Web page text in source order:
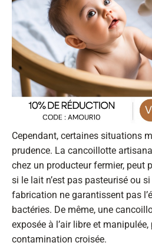
Cependant, certaines situations
prudence. La cancoillotte
chez un producteur fermier, peut
si le lait n’est pas pasteurisé ou
fabrication ne garantissent pas
bactéries. De même, une
exposée à l’air libre et
contamination croisée.